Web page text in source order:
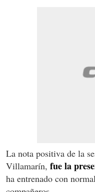
La nota positiva de la
Villamarín, fue la
ha entrenado con